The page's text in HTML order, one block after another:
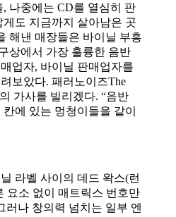
나중에는 CD를 열심히 판
도 지금까지 살아남은 곳
해낸 매장들은 바이닐 부흥
상에서 가장 훌륭한 음반
업자, 바이닐 판매업자를
보았다. 패러노이즈The
가사를 빌리겠다. “음반
에 있는 멍청이들을 같이
라벨 사이의 데드 왁스(런
요소 없이 매트릭스 번호만
러나 창의력 넘치는 일부 엔